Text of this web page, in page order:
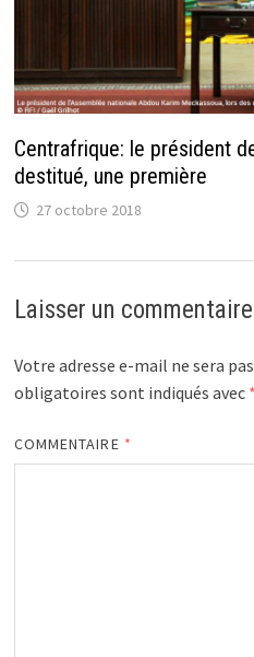
Centrafrique: le président
destitué, une première
27 octobre 2018
Laisser un commentaire
Votre adresse e-mail ne sera
obligatoires sont indiqués avec *
COMMENTAIRE *